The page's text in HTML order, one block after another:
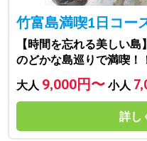
竹富島満喫1日コー
【時間を忘れる美しい
のどかな島巡りで満喫！
大人 9,000円〜 小人
詳し